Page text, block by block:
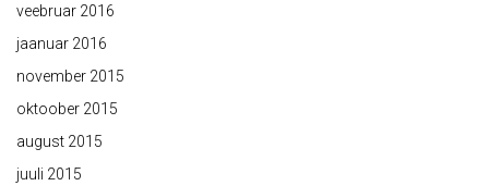
veebruar 2016
jaanuar 2016
november 2015
oktoober 2015
august 2015
juuli 2015